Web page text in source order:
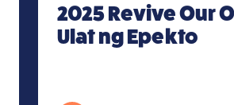
2025 Revive Our
Ulat ng Epekto